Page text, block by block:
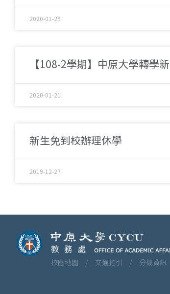
2020-01-29
【108-2學期】中原大學轉學
2020-01-21
新生免到校辦理休學
2019-12-27
校園地圖 / 交通指引 / 分機資訊